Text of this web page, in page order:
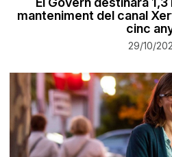
manteniment del canal
cinc
29/10/